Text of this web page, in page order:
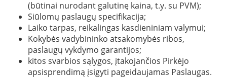
(būtinai nurodant galutinę kaina, t.y. su PVM);
Siūlomų paslaugų specifikacija;
Laiko tarpas, reikalingas kasdieniniam valymui;
Kokybės vadybininko atsakomybės ribos,
paslaugų vykdymo garantijos;
kitos svarbios sąlygos, įtakojančios Pirkėjo
apsisprendimą įsigyti pageidaujamas Paslaugas.